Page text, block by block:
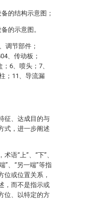
的结构示意图；
的示意图。
调节部件；
、传动板；
6、喷头；7、
；11、导流漏
征、达成目的与
式，进一步阐述
语“上”、“下”、
”、“另一端”等指
位或位置关系，
，而不是指示或
位、以特定的方